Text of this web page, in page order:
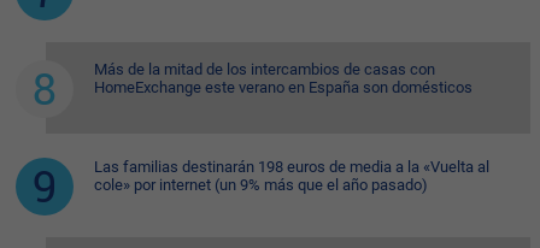
Más de la mitad de los intercambios de casas con
HomeExchange este verano en España son domésticos
Las familias destinarán 198 euros de media a la «Vuelta al
cole» por internet (un 9% más que el año pasado)